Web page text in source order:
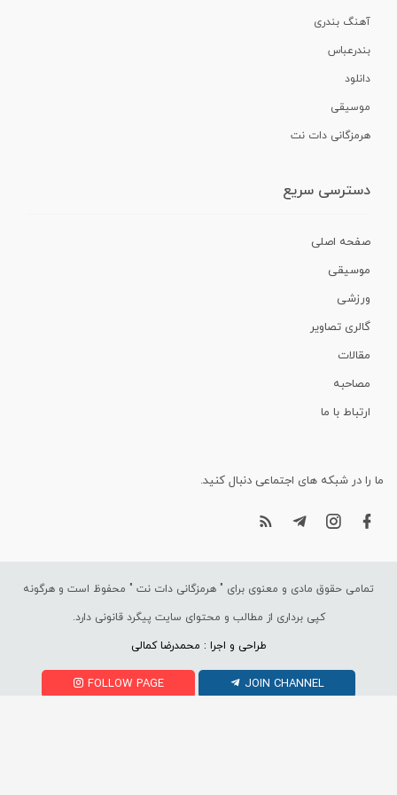
آهنگ بندری
بندرعباس
دانلود
موسیقی
هرمزگانی دات نت
دسترسی سریع
صفحه اصلی
موسیقی
ورزشی
گالری تصاویر
مقالات
مصاحبه
ارتباط با ما
ما را در شبکه های اجتماعی دنبال کنید.
تمامی حقوق مادی و معنوی برای " هرمزگانی دات نت " محفوظ است و هرگونه
کپی برداری از مطالب و محتوای سایت پیگرد قانونی دارد.
طراحی و اجرا : محمدرضا کمالی
FOLLOW PAGE JOIN CHANNEL